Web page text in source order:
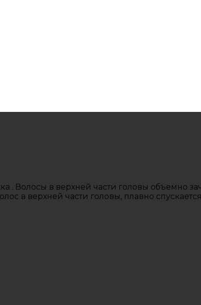
. Волосы в верхней части головы объемно
в верхней части головы, плавно